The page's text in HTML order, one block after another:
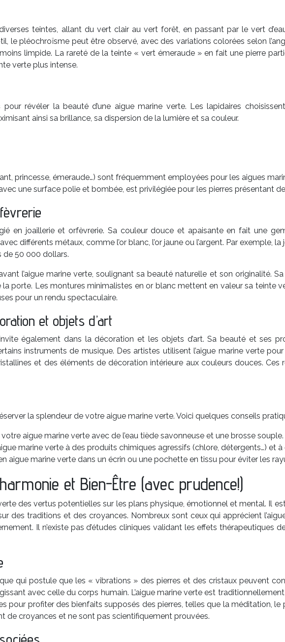
teintes, allant du vert clair au vert forêt, en passant par le vert
le pléochroïsme peut être observé, avec des variations colorées selon
limpide. La rareté de la teinte « vert émeraude » en fait une pierre
verte plus intense.
révéler la beauté d’une aigue marine verte. Les lapidaires
ainsi sa brillance, sa dispersion de la lumière et sa couleur.
princesse, émeraude…) sont fréquemment employées pour les aigues
une surface polie et bombée, est privilégiée pour les pierres présentant
en joaillerie et orfèvrerie. Sa couleur douce et apaisante en fait une
différents métaux, comme l’or blanc, l’or jaune ou l’argent. Par exemple,
de 50 000 dollars.
l’aigue marine verte, soulignant sa beauté naturelle et son originalité.
la porte. Les montures minimalistes en or blanc mettent en valeur sa teinte
pour un rendu spectaculaire.
et objets d’art
également dans la décoration et les objets d’art. Sa beauté et ses
instruments de musique. Des artistes utilisent l’aigue marine verte
et des éléments de décoration intérieure aux couleurs douces.
la splendeur de votre aigue marine verte. Voici quelques conseils
aigue marine verte avec de l’eau tiède savonneuse et une brosse
marine verte à des produits chimiques agressifs (chlore, détergents…) et
aigue marine verte dans un écrin ou une pochette en tissu pour éviter les
et Bien-Être (avec prudence!)
des vertus potentielles sur les plans physique, émotionnel et mental. Il
des traditions et des croyances. Nombreux sont ceux qui apprécient
Il n’existe pas d’études cliniques validant les effets thérapeutiques
qui postule que les « vibrations » des pierres et des cristaux peuvent
avec celle du corps humain. L’aigue marine verte est
pour profiter des bienfaits supposés des pierres, telles que la méditation, le
de croyances et ne sont pas scientifiquement prouvées.